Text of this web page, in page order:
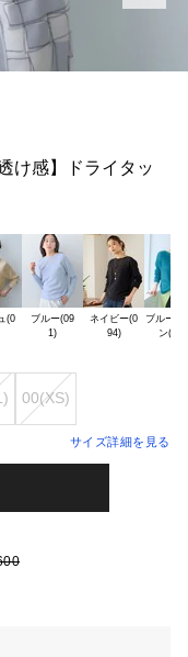
け感】ドライタッ
(0
ブルー(09
ネイビー(0
94)
ブルーグ
00(XS)
サイズ詳細を見る